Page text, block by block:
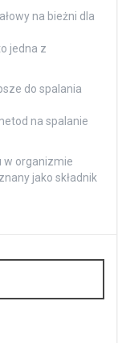
na bieżni dla
jedna z
do spalania
na spalanie
w organizmie
jako składnik